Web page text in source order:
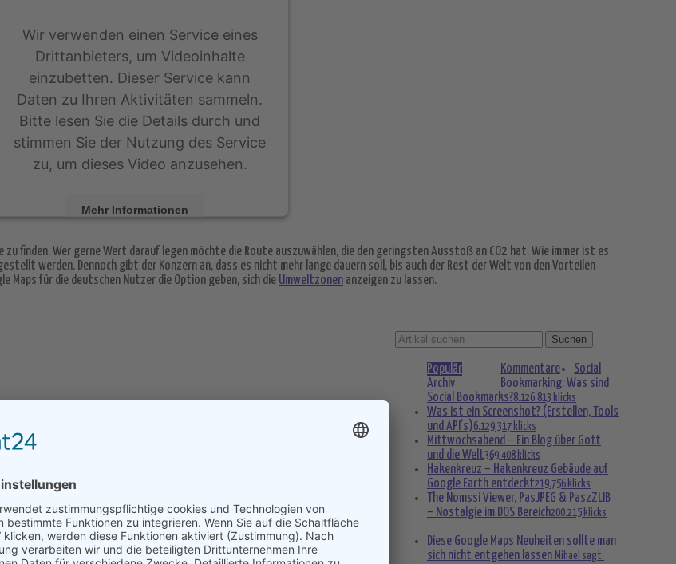
Wir verwenden einen Service eines
Drittanbieters, um Videoinhalte
einzubetten. Dieser Service kann
Daten zu Ihren Aktivitäten sammeln.
Bitte lesen Sie die Details durch und
stimmen Sie der Nutzung des Service
zu, um dieses Video anzusehen.
Mehr Informationen
Akzeptieren
powered byUsercentrics Consent Management
finden. Wer gerne Wert darauf legen möchte die Route auszuwählen, die den geringsten Ausstoß an CO2 hat. Wie immer ist es
werden. Dennoch gibt der Konzern an, dass es nicht mehr lange dauern soll, bis auch der Rest der Welt von den Vorteilen
Maps für die deutschen Nutzer die Option geben, sich die Umweltzonen anzeigen zu lassen.
Populär
Kommentare
Archiv
Social
Bookmarking: Was sind
Social Bookmarks?8.126.813 klicks
Was ist ein Screenshot? (Erstellen, Tools
und API’s)6.129.317 klicks
Mittwochsabend – Ein Blog über Gott
und die Welt369.408 klicks
Hakenkreuz – Hakenkreuz Gebäude auf
Google Earth entdeckt219.756 klicks
The Nomssi Viewer, PasJPEG & PaszZLIB
– Nostalgie im DOS Bereich200.215 klicks
Diese Google Maps Neuheiten sollte man
sich nicht entgehen lassen Mihael sagt: